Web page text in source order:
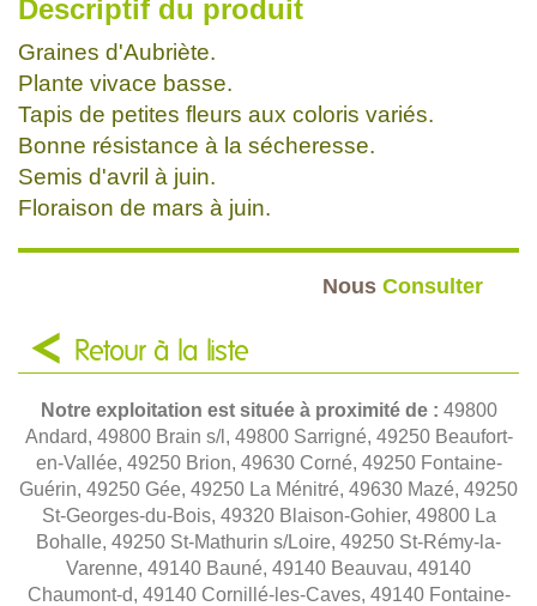
Descriptif du produit
Graines d'Aubriète.
Plante vivace basse.
Tapis de petites fleurs aux coloris variés.
Bonne résistance à la sécheresse.
Semis d'avril à juin.
Floraison de mars à juin.
Nous Consulter
Retour à la liste
Notre exploitation est située à proximité de : 49800
Andard, 49800 Brain s/l, 49800 Sarrigné, 49250 Beaufort-
en-Vallée, 49250 Brion, 49630 Corné, 49250 Fontaine-
Guérin, 49250 Gée, 49250 La Ménitré, 49630 Mazé, 49250
St-Georges-du-Bois, 49320 Blaison-Gohier, 49800 La
Bohalle, 49250 St-Mathurin s/Loire, 49250 St-Rémy-la-
Varenne, 49140 Bauné, 49140 Beauvau, 49140
Chaumont-d, 49140 Cornillé-les-Caves, 49140 Fontaine-